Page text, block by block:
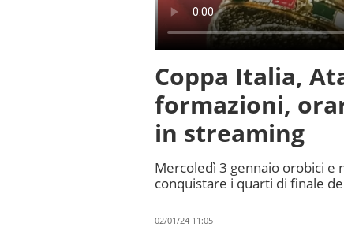
Coppa Italia,
formazioni,
in streaming
Mercoledì 3 gennaio orobici e
conquistare i quarti di finale
02/01/24 11:05